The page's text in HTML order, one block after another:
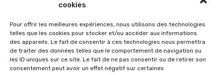
cookies
Pour offrir les meilleures expériences, nous utilisons des technologies
telles que les cookies pour stocker et/ou accéder aux informations
des appareils. Le fait de consentir à ces technologies nous permettra
de traiter des données telles que le comportement de navigation ou
les ID uniques sur ce site. Le fait de ne pas consentir ou de retirer son
consentement peut avoir un effet négatif sur certaines